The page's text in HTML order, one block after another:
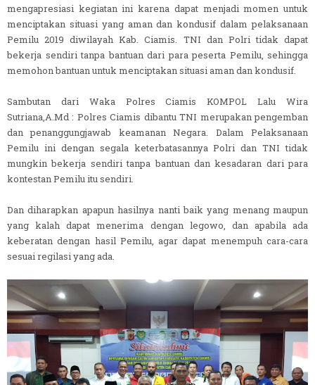
mengapresiasi kegiatan ini karena dapat menjadi momen untuk
menciptakan situasi yang aman dan kondusif dalam pelaksanaan
Pemilu 2019 diwilayah Kab. Ciamis. TNI dan Polri tidak dapat
bekerja sendiri tanpa bantuan dari para peserta Pemilu, sehingga
memohon bantuan untuk menciptakan situasi aman dan kondusif.
Sambutan dari Waka Polres Ciamis KOMPOL Lalu Wira
Sutriana,A.Md : Polres Ciamis dibantu TNI merupakan pengemban
dan penanggungjawab keamanan Negara. Dalam Pelaksanaan
Pemilu ini dengan segala keterbatasannya Polri dan TNI tidak
mungkin bekerja sendiri tanpa bantuan dan kesadaran dari para
kontestan Pemilu itu sendiri.
Dan diharapkan apapun hasilnya nanti baik yang menang maupun
yang kalah dapat menerima dengan legowo, dan apabila ada
keberatan dengan hasil Pemilu, agar dapat menempuh cara-cara
sesuai regilasi yang ada.